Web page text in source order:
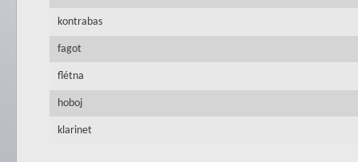
kontrabas
fagot
flétna
hoboj
klarinet